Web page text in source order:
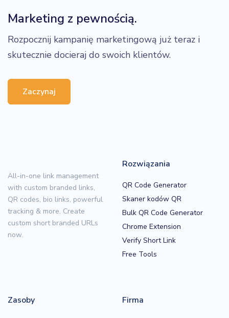
Marketing z pewnością.
Rozpocznij kampanię marketingową już teraz i
skutecznie docieraj do swoich klientów.
Zaczynaj
All-in-one link management
with custom branded links,
QR codes, bio links, powerful
tracking & more. Create
custom short branded URLs
now.
Rozwiązania
QR Code Generator
Skaner kodów QR
Bulk QR Code Generator
Chrome Extension
Verify Short Link
Free Tools
Zasoby Firma